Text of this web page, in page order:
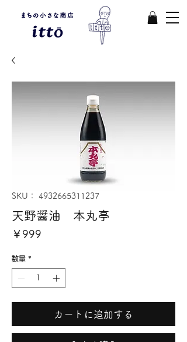
SKU： 4932665311237
天野醤油 本丸亭
￥999
数量 *
カートに追加する